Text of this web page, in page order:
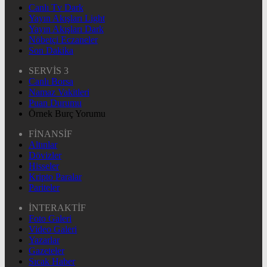
Canlı Tv Dark
Yayın Akışları Light
Yayın Akışları Dark
Nöbetçi Eczaneler
Son Dakika
SERVİS 3
Canlı Borsa
Namaz Vakitleri
Puan Durumu
Örnek Burç Yorumu
FİNANSİF
Altınlar
Dövizler
Hisseler
Kripto Paralar
Pariteler
İNTERAKTİF
Foto Galeri
Video Galeri
Yazarlar
Gazeteler
Sıcak Haber